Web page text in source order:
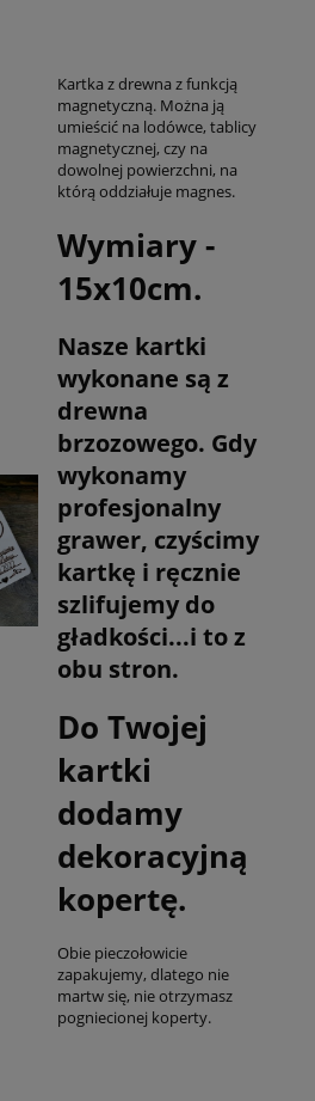
Kartka z drewna z funkcją
magnetyczną. Można ją
umieścić na lodówce, tablicy
magnetycznej, czy na
dowolnej powierzchni, na
którą oddziałuje magnes.
Wymiary -
15x10cm.
Nasze kartki
wykonane są z
drewna
brzozowego. Gdy
wykonamy
profesjonalny
grawer, czyścimy
kartkę i ręcznie
szlifujemy do
gładkości...i to z
obu stron.
Do Twojej
kartki
dodamy
dekoracyjną
kopertę.
Obie pieczołowicie
zapakujemy, dlatego nie
martw się, nie otrzymasz
pogniecionej koperty.